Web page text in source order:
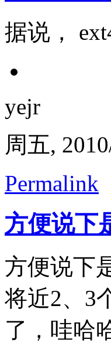
据说，
yejr
周五,
Permalink
方便说下
方便说下
将近2、3
了，哇哈